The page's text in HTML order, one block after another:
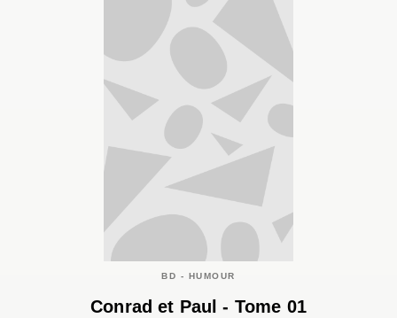
BD - HUMOUR
Conrad et Paul - Tome 01